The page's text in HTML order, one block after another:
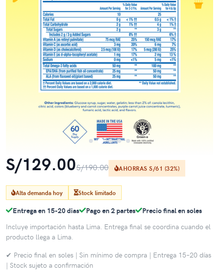
S/129.00S/190.00 AHORRAS S/61 (32%)
Alta demanda hoy Stock limitado
Entrega en 15-20 dias Pago en 2 partes Precio final en soles
Incluye importación hasta Lima. Entrega final se coordina cuando el
producto llega a Lima.
✔ Precio final en soles | Sin mínimo de compra | Entrega 15–20 días
| Stock sujeto a confirmación